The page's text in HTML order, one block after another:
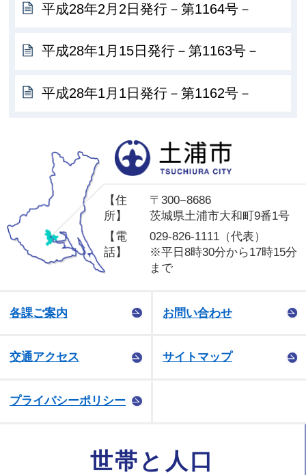
平成28年2月2日発行－第1164号－
平成28年1月15日発行－第1163号－
平成28年1月1日発行－第1162号－
【住
所】
〒300−8686
茨城県土浦市大和町9番1号
【電
話】
029-826-1111（代表）
※平日8時30分から17時15分
まで
各課ご案内 お問い合わせ
交通アクセス サイトマップ
プライバシーポリシー